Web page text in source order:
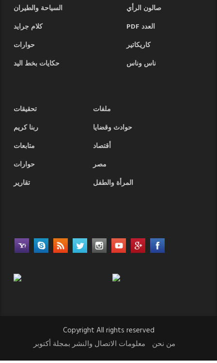
صالون الرأي
السياحة والطيران
العدد PDF
كلام جرايد
كاريكاتير
حوارات
ناس وناس
حكايات بخط اليد
ملفات
تحقيقات
حوادث وقضايا
ربنا كريم
أقتصاد
متابعات
مصر
حوارات
المرأة والطفل
تقارير
Copyright All rights reserved
من نحن
معلومات الاتصال والنشر بمجلة أكتوبر